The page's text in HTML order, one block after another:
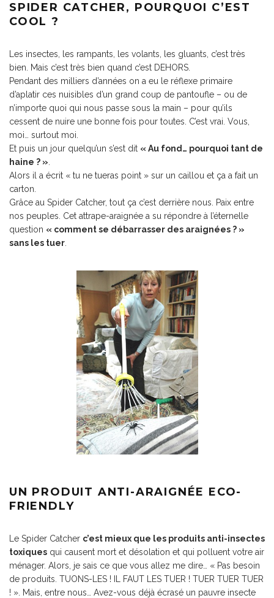
SPIDER CATCHER, POURQUOI C’EST
COOL ?
Les insectes, les rampants, les volants, les gluants, c’est très
bien. Mais c’est très bien quand c’est DEHORS.
Pendant des milliers d’années on a eu le réflexe primaire
d’aplatir ces nuisibles d’un grand coup de pantoufle – ou de
n’importe quoi qui nous passe sous la main – pour qu’ils
cessent de nuire une bonne fois pour toutes. C’est vrai. Vous,
moi… surtout moi.
Et puis un jour quelqu’un s’est dit « Au fond… pourquoi tant de
haine ? »
Alors il a écrit « tu ne tueras point » sur un caillou et ça a fait un
carton.
Grâce au Spider Catcher, tout ça c’est derrière nous. Paix entre
nos peuples. Cet attrape-araignée a su répondre à l’éternelle
question « comment se débarrasser des araignées ? »
sans les tuer
UN PRODUIT ANTI-ARAIGNÉE ECO-
FRIENDLY
Le Spider Catcher c’est mieux que les produits anti-insectes
toxiques qui causent mort et désolation et qui polluent votre air
ménager. Alors, je sais ce que vous allez me dire… « Pas besoin
de produits. TUONS-LES ! IL FAUT LES TUER ! TUER TUER TUER
! ». Mais, entre nous… Avez-vous déjà écrasé un pauvre insecte